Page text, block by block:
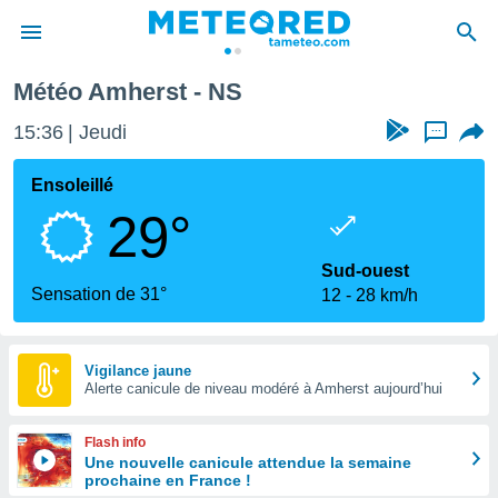
de
Météo Amherst - NS
15:36 Jeudi ...
Ensoleillé
29°
Sensation de 31°
Sud-ouest
12
28 km/h
Vigilance jaune
Alerte canicule de niveau modéré à Amherst aujourd’hui
Flash info
Une nouvelle canicule attendue la semaine
prochaine en France !